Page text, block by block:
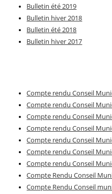
Bulletin été 2019
Bulletin hiver 2018
Bulletin été 2018
Bulletin hiver 2017
Compte rendu Conseil
Compte rendu Conseil
Compte rendu Conseil
Compte rendu Conseil
Compte rendu Conseil
Compte rendu Conseil
Compte rendu Conseil
Compte Rendu Conseil
Compte Rendu Conseil